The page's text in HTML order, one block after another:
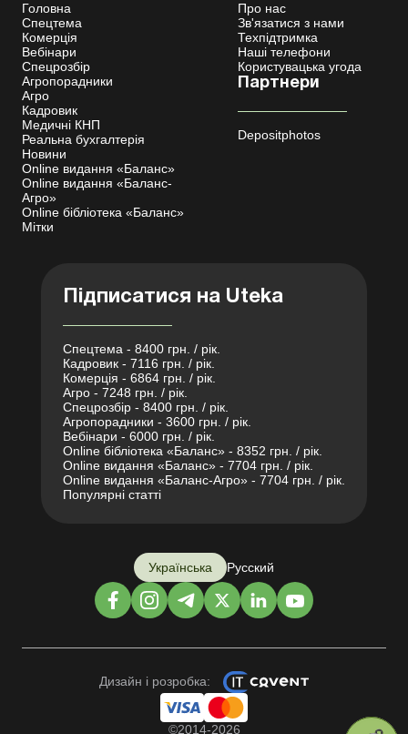
Головна
Спецтема
Комерція
Вебінари
Спецрозбір
Агропорадники
Агро
Кадровик
Медичні КНП
Реальна бухгалтерія
Новини
Online видання «Баланс»
Online видання «Баланс-
Агро»
Online бібліотека «Баланс»
Мітки
Про нас
Зв'язатися з нами
Техпідтримка
Наші телефони
Користувацька угода
Партнери
Depositphotos
Підписатися на Uteka
Спецтема - 8400 грн. / рік.
Кадровик - 7116 грн. / рік.
Комерція - 6864 грн. / рік.
Агро - 7248 грн. / рік.
Спецрозбір - 8400 грн. / рік.
Агропорадники - 3600 грн. / рік.
Вебінари - 6000 грн. / рік.
Online бібліотека «Баланс» - 8352 грн. / рік.
Online видання «Баланс» - 7704 грн. / рік.
Online видання «Баланс-Агро» - 7704 грн. / рік.
Популярні статті
Українська Русский
Дизайн і розробка:
©2014-2026